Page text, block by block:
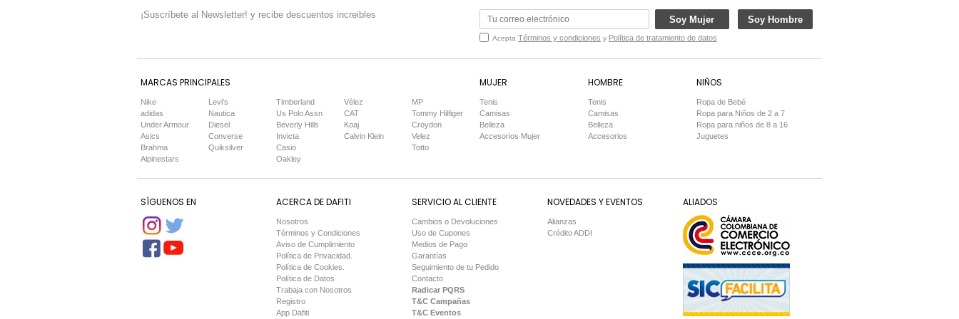
¡Suscríbete al Newsletter! y recibe descuentos increibles Soy Mujer Soy Hombre
Acepta Términos y condiciones y Política de tratamiento de datos
MARCAS PRINCIPALES
Nike
adidas
Under Armour
Asics
Brahma
Alpinestars
Levi's
Nautica
Diesel
Converse
Quiksilver
Timberland
Us Polo Assn
Beverly Hills
Invicta
Casio
Oakley
Vélez
CAT
Koaj
Calvin Klein
MP
Tommy Hilfiger
Croydon
Velez
Totto
MUJER
Tenis
Camisas
Belleza
Accesorios Mujer
HOMBRE
Tenis
Camisas
Belleza
Accesorios
NIÑOS
Ropa de Bebé
Ropa para Niños de 2 a 7
Ropa para niños de 8 a 16
Juguetes
SÍGUENOS EN ACERCA DE DAFITI
Nosotros
Términos y Condiciones
Aviso de Cumplimiento
Política de Privacidad.
Política de Cookies.
Política de Datos
Trabaja con Nosotros
Registro
App Dafiti
SERVICIO AL CLIENTE
Cambios o Devoluciones
Uso de Cupones
Medios de Pago
Garantías
Seguimiento de tu Pedido
Contacto
Radicar PQRS
T&C Campañas
T&C Eventos
NOVEDADES Y EVENTOS
Alianzas
Crédito ADDI
ALIADOS